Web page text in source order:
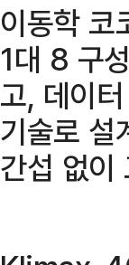
이동학
1대 8 구
고, 데이
기술로 설
간섭 없이